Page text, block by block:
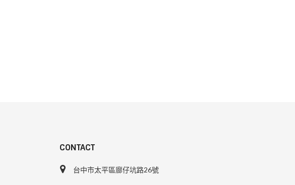
CONTACT
台中市太平區廍仔坑路26號